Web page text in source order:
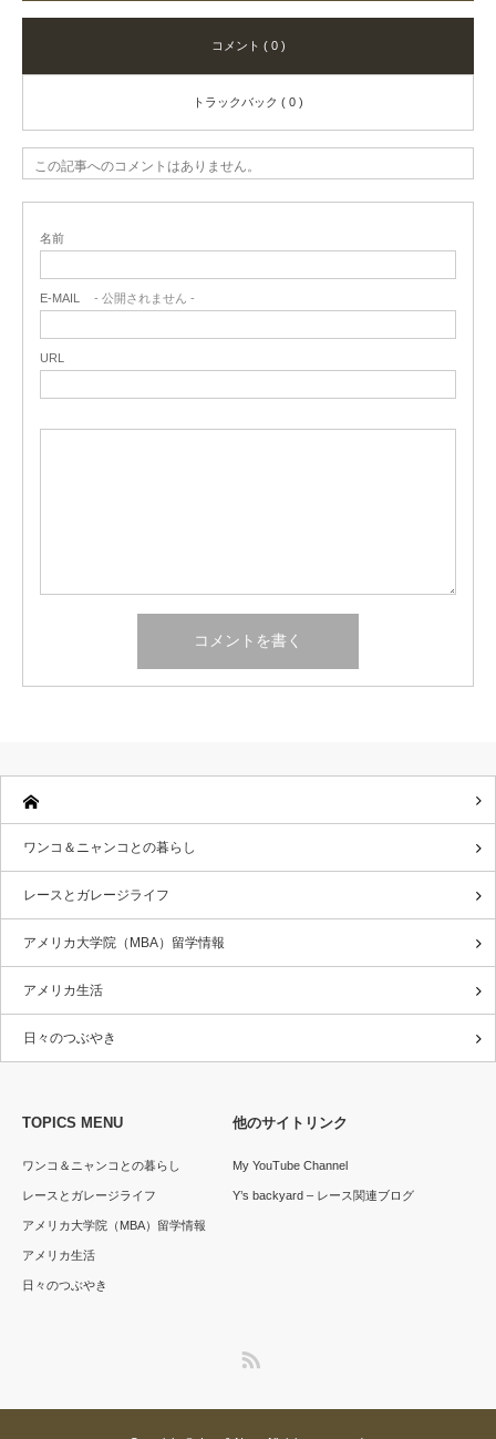
コメント ( 0 )
トラックバック ( 0 )
この記事へのコメントはありません。
名前
E-MAIL - 公開されません -
URL
ワンコ＆ニャンコとの暮らし
レースとガレージライフ
アメリカ大学院（MBA）留学情報
アメリカ生活
日々のつぶやき
TOPICS MENU
ワンコ＆ニャンコとの暮らし
レースとガレージライフ
アメリカ大学院（MBA）留学情報
アメリカ生活
日々のつぶやき
他のサイトリンク
My YouTube Channel
Y’s backyard – レース関連ブログ